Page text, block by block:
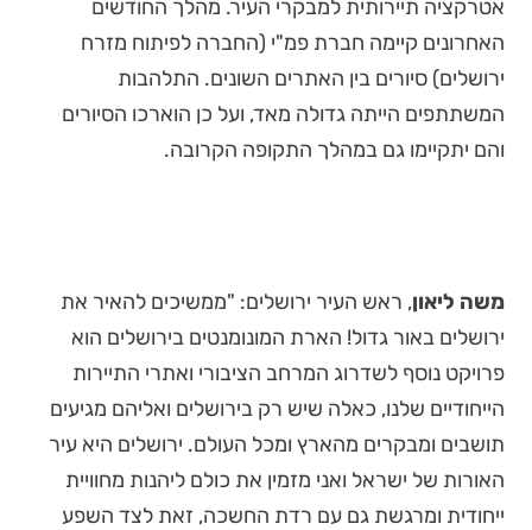
אטרקציה תיירותית למבקרי העיר. מהלך החודשים
האחרונים קיימה חברת פמ"י (החברה לפיתוח מזרח
ירושלים) סיורים בין האתרים השונים. התלהבות
המשתתפים הייתה גדולה מאד, ועל כן הוארכו הסיורים
והם יתקיימו גם במהלך התקופה הקרובה.
משה ליאון, ראש העיר ירושלים: "ממשיכים להאיר את
ירושלים באור גדול! הארת המונומנטים בירושלים הוא
פרויקט נוסף לשדרוג המרחב הציבורי ואתרי התיירות
הייחודיים שלנו, כאלה שיש רק בירושלים ואליהם מגיעים
תושבים ומבקרים מהארץ ומכל העולם. ירושלים היא עיר
האורות של ישראל ואני מזמין את כולם ליהנות מחוויית
ייחודית ומרגשת גם עם רדת החשכה, זאת לצד השפע